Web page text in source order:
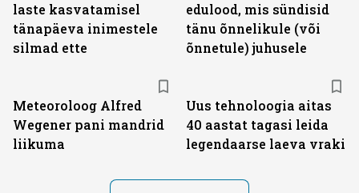
laste kasvatamisel
tänapäeva inimestele
silmad ette
edulood, mis sündisid
tänu õnnelikule (või
õnnetule) juhusele
Meteoroloog Alfred
Wegener pani mandrid
liikuma
Uus tehnoloogia aitas
40 aastat tagasi leida
legendaarse laeva vraki